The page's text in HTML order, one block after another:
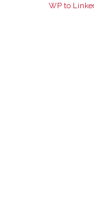
WP to